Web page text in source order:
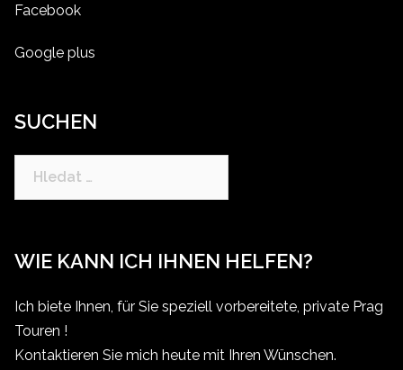
Facebook
Google plus
SUCHEN
Vyhledávání
WIE KANN ICH IHNEN HELFEN?
Ich biete Ihnen, für Sie speziell vorbereitete, private Prag
Touren !
Kontaktieren Sie mich heute mit Ihren Wünschen.